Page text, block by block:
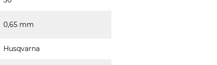
0,65 mm
Husqvarna